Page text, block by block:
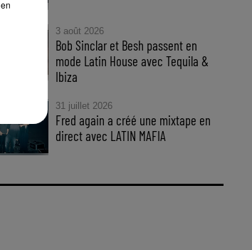
3 août 2026
Bob Sinclar et Besh passent en
mode Latin House avec Tequila &
Ibiza
31 juillet 2026
Fred again a créé une mixtape en
direct avec LATIN MAFIA